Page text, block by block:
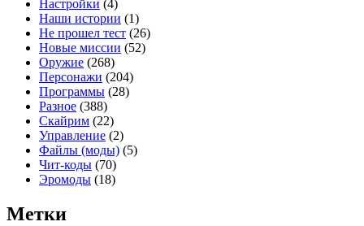
Настройки (4)
Наши истории (1)
Не прошел тест (26)
Новые миссии (52)
Оружие (268)
Персонажи (204)
Программы (28)
Разное (388)
Скайрим (22)
Управление (2)
Файлы (моды) (5)
Чит-коды (70)
Эромоды (18)
Метки